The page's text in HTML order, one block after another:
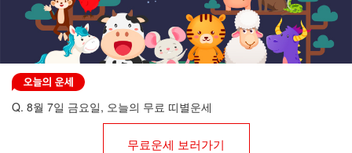
Q. 8월 7일 금요일, 오늘의 무료 띠별운세
무료운세 보러가기